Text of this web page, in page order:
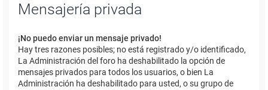
Mensajería privada
¡No puedo enviar un mensaje privado!
Hay tres razones posibles; no está registrado y/o identificado,
La Administración del foro ha deshabilitado la opción de
mensajes privados para todos los usuarios, o bien La
Administración ha deshabilitado para usted, o su grupo de